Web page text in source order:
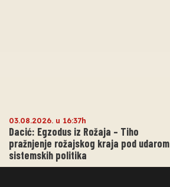
03.08.2026. u 16:37h
Dacić: Egzodus iz Rožaja – Tiho
pražnjenje rožajskog kraja pod udarom
sistemskih politika